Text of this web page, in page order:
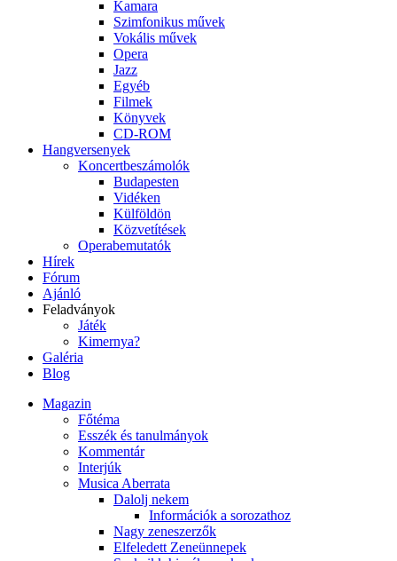
Kamara
Szimfonikus művek
Vokális művek
Opera
Jazz
Egyéb
Filmek
Könyvek
CD-ROM
Hangversenyek
Koncertbeszámolók
Budapesten
Vidéken
Külföldön
Közvetítések
Operabemutatók
Hírek
Fórum
Ajánló
Feladványok
Játék
Kimernya?
Galéria
Blog
Magazin
Főtéma
Esszék és tanulmányok
Kommentár
Interjúk
Musica Aberrata
Dalolj nekem
Információk a sorozathoz
Nagy zeneszerzők
Elfeledett Zeneünnepek